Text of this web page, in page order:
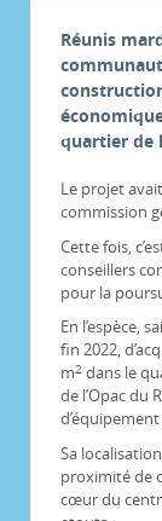
Réunis
quartier de
Le projet
commission
Cette fois,
conseillers
pour la
En l’espèce,
fin 2022,
m2 dans le
de l’Opac du
Sa
proximité de
cœur du